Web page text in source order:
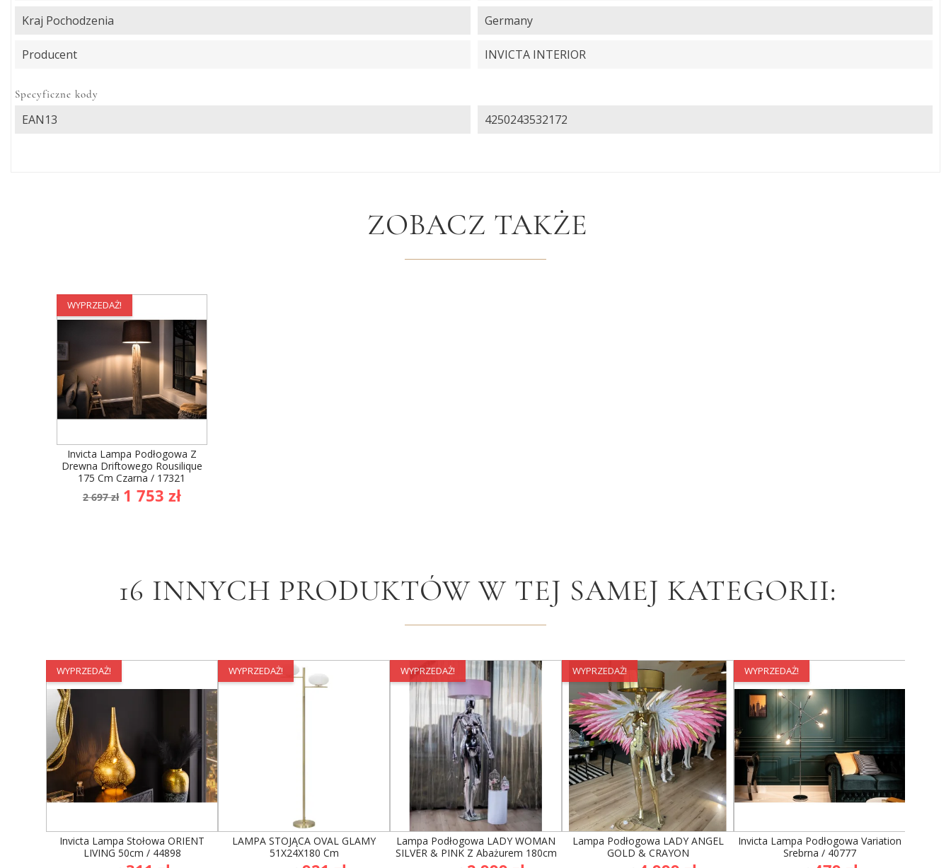
Kraj Pochodzenia Germany
Producent INVICTA INTERIOR
Specyficzne kody
EAN13 4250243532172
ZOBACZ TAKŻE
WYPRZEDAŻ!
Invicta Lampa Podłogowa Z
Drewna Driftowego Rousilique
175 Cm Czarna / 17321
Cena
podstawowa
2 697 zł Cena
1 753 zł
16 INNYCH PRODUKTÓW W TEJ SAMEJ KATEGORII:
WYPRZEDAŻ!
Invicta Lampa Stołowa ORIENT
LIVING 50cm / 44898
WYPRZEDAŻ!
LAMPA STOJĄCA OVAL GLAMY
51X24X180 Cm
WYPRZEDAŻ!
Lampa Podłogowa LADY WOMAN
SILVER & PINK Z Abażurem 180cm
WYPRZEDAŻ!
Lampa Podłogowa LADY ANGEL
GOLD & CRAYON
WYPRZEDAŻ!
Invicta Lampa Podłogowa Variation
Srebrna / 40777